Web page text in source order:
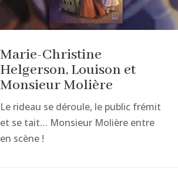
Marie-Christine
Helgerson, Louison et
Monsieur Molière
Le rideau se déroule, le public frémit
et se tait… Monsieur Molière entre
en scène !